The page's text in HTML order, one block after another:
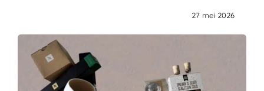
27 mei 2026